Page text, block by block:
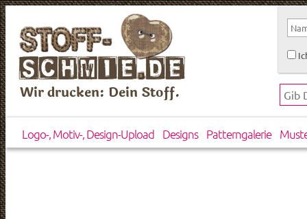
Wir drucken: Dein Stoff.
Logo-, Motiv-, Design-Upload Designs Patterngalerie